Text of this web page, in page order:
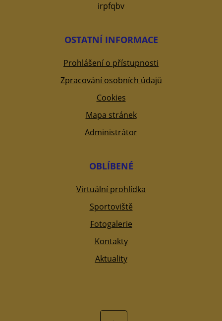
irpfqbv
OSTATNÍ INFORMACE
Prohlášení o přístupnosti
Zpracování osobních údajů
Cookies
Mapa stránek
Administrátor
OBLÍBENÉ
Virtuální prohlídka
Sportoviště
Fotogalerie
Kontakty
Aktuality